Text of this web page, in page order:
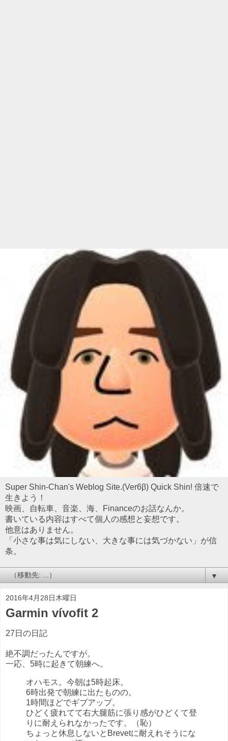
Super Shin-Chan's Weblog Site.(Ver6β) Quick Shin! 倍速で
生きよう！
映画、自転車、音楽、海、Financeのお話なんか。
書いている内容はすべて個人の感想と妄想です。
他意はありません。
「小さな事は気にしない、大きな事には気づかない」が信
条。
▼
2016年4月28日木曜日
Garmin vívofit 2
27日の日記
絶不調だったんですが。
一応、5時に起きて朝練へ。
オハモス。今朝は5時起床。
6時出発で朝練に出たものの。
1時間ほどでギブアップ。
ひどく疲れてて右大腿筋に張り感がひどくて登
りに耐えられなかったです。（恥）
ちょっと休息しないとBrevetに耐えれそうにな